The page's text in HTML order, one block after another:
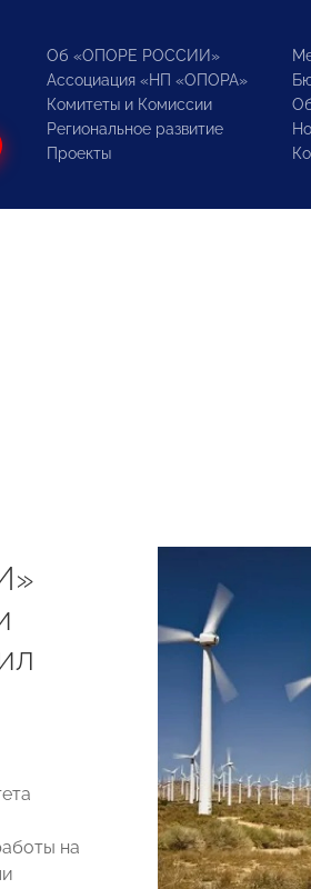
Об «ОПОРЕ РОССИИ»
Ассоциация «НП «ОПОРА»
Комитеты и Комиссии
Региональное развитие
Проекты
на